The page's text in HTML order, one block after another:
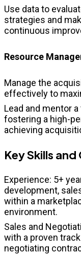
Use data to
strategies and
continuous
Resource
Manage the
effectively to
Lead and mentor
fostering a high-
achieving
Key Skills
Experience: 5+
development,
within a
environment.
Sales and
with a proven
negotiating